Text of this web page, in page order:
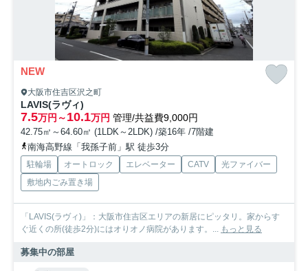
NEW
大阪市住吉区沢之町
LAVIS(ラヴィ)
7.5万円～10.1万円 管理/共益費9,000円
42.75㎡～64.60㎡ (1LDK～2LDK) /築16年 /7階建
南海高野線「我孫子前」駅 徒歩3分
駐輪場 オートロック エレベーター CATV
光ファイバー
敷地内ごみ置き場
「LAVIS(ラヴィ)」：大阪市住吉区エリアの新居にピッタリ。家からす
ぐ近くの所(徒歩2分)にはオりオノ病院があります。...
もっと見る
募集中の部屋